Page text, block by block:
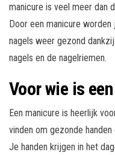
manicure is veel meer dan
Door een manicure
nagels weer gezond
nagels en de nagelriemen.
Voor wie is
Een manicure is heerlijk
vinden om gezonde
Je handen krijgen in het